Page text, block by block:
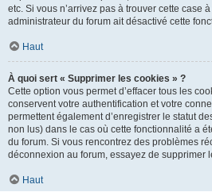
etc. Si vous n’arrivez pas à trouver cette case
administrateur du forum ait désactivé cette
Haut
À quoi sert « Supprimer les cookies » ?
Cette option vous permet d’effacer tous les
conservent votre authentification et votre
permettent également d’enregistrer le statut
non lus) dans le cas où cette fonctionnalité a
du forum. Si vous rencontrez des problèmes
déconnexion au forum, essayez de supprimer
Haut